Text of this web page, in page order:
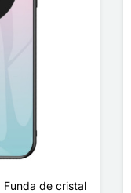
de cristal